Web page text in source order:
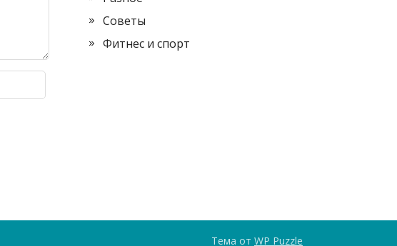
Советы
Фитнес и спорт
Тема от WP Puzzle